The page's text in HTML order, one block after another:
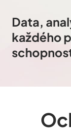
Data,
každého